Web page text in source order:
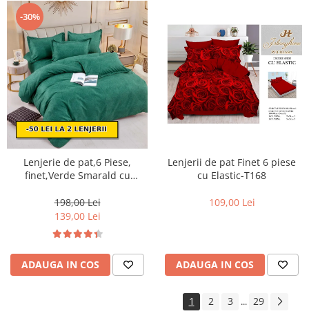
-30%
Lenjerie de pat,6 Piese,
finet,Verde Smarald cu
198,00 Lei
139,00 Lei
ADAUGA IN COS
Lenjerii de pat Finet 6 piese
cu Elastic-T168
109,00 Lei
ADAUGA IN COS
1 2 3 ... 29